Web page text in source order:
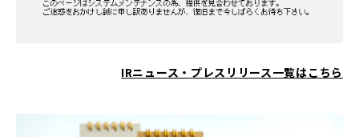
IRニュース・プレスリリース一覧はこちら